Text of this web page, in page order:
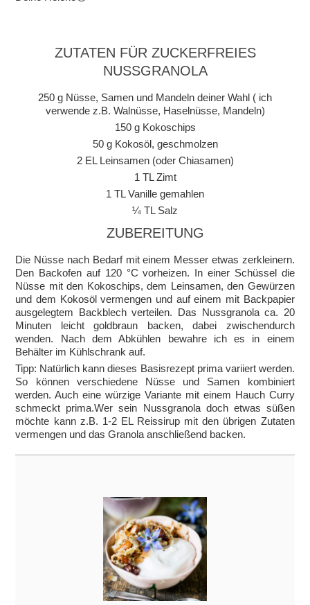
ZUTATEN FÜR ZUCKERFREIES
NUSSGRANOLA
250 g Nüsse, Samen und Mandeln deiner Wahl ( ich
verwende z.B. Walnüsse, Haselnüsse, Mandeln)
150 g Kokoschips
50 g Kokosöl, geschmolzen
2 EL Leinsamen (oder Chiasamen)
1 TL Zimt
1 TL Vanille gemahlen
¼ TL Salz
ZUBEREITUNG
Die Nüsse nach Bedarf mit einem Messer etwas zerkleinern.
Den Backofen auf 120 °C vorheizen. In einer Schüssel die
Nüsse mit den Kokoschips, dem Leinsamen, den Gewürzen
und dem Kokosöl vermengen und auf einem mit Backpapier
ausgelegtem Backblech verteilen. Das Nussgranola ca. 20
Minuten leicht goldbraun backen, dabei zwischendurch
wenden. Nach dem Abkühlen bewahre ich es in einem
Behälter im Kühlschrank auf.
Tipp: Natürlich kann dieses Basisrezept prima variiert werden.
So können verschiedene Nüsse und Samen kombiniert
werden. Auch eine würzige Variante mit einem Hauch Curry
schmeckt prima.Wer sein Nussgranola doch etwas süßen
möchte kann z.B. 1-2 EL Reissirup mit den übrigen Zutaten
vermengen und das Granola anschließend backen.